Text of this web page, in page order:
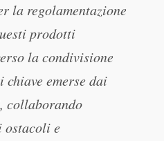
la regolamentazione
prodotti
la condivisione
emerse dai
collaborando
ostacoli e